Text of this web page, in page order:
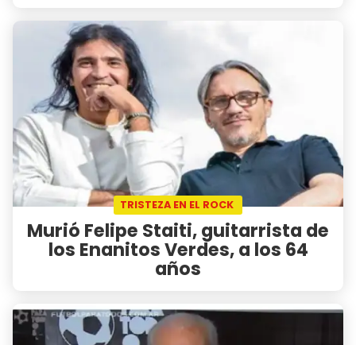
TRISTEZA EN EL ROCK
Murió Felipe Staiti, guitarrista de
los Enanitos Verdes, a los 64
años